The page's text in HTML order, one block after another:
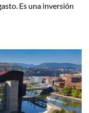
Es una inversión